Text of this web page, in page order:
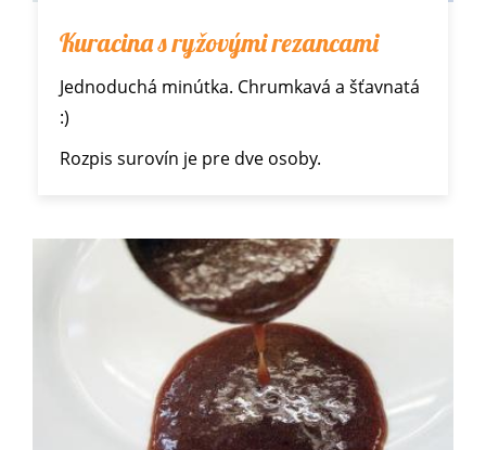
Kuracina s ryžovými rezancami
Jednoduchá minútka. Chrumkavá a šťavnatá
:)
Rozpis surovín je pre dve osoby.